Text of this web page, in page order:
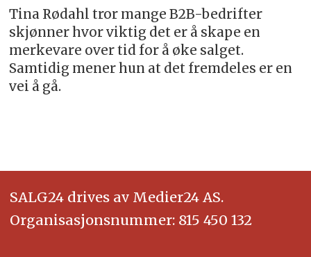
Tina Rødahl tror mange B2B-bedrifter
skjønner hvor viktig det er å skape en
merkevare over tid for å øke salget.
Samtidig mener hun at det fremdeles er en
vei å gå.
SALG24 drives av Medier24 AS.
Organisasjonsnummer: 815 450 132